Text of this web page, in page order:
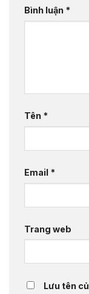
Bình luận *
Tên *
Email *
Trang web
Lưu tên